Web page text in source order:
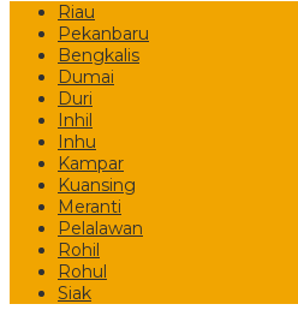
Riau
Pekanbaru
Bengkalis
Dumai
Duri
Inhil
Inhu
Kampar
Kuansing
Meranti
Pelalawan
Rohil
Rohul
Siak